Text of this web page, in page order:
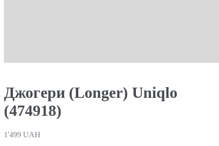
Джогери (Longer) Uniqlo
(474918)
1'499 UAH